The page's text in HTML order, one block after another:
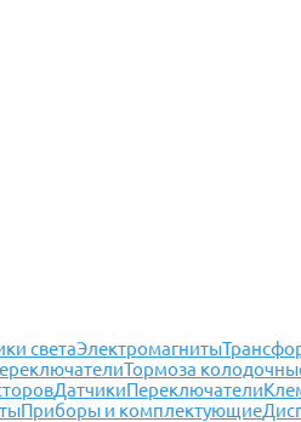
светаЭлектромагниты
Тормоза
ДатчикиПереключатели
Приборы и комплектующие